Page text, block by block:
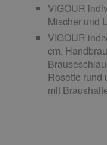
VIGOUR
Mischer und
VIGOUR
cm,
Rosette rund
mit